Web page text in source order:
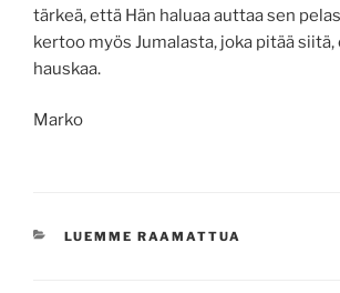
tärkeä, että Hän haluaa auttaa sen
kertoo myös Jumalasta, joka pitää
hauskaa.
Marko
KATEGORIAT
LUEMME RAAMATTUA